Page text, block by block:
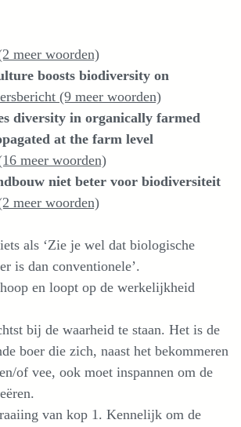
meer woorden)
boosts biodiversity on
(9 meer woorden)
diversity in organically farmed
at the farm level
meer woorden)
niet beter voor biodiversiteit
meer woorden)
als ‘Zie je wel dat biologische
is dan conventionele’.
en loopt op de werkelijkheid
bij de waarheid te staan. Het is de
boer die zich, naast het bekommeren
of vee, ook moet inspannen om de
van kop 1. Kennelijk om de